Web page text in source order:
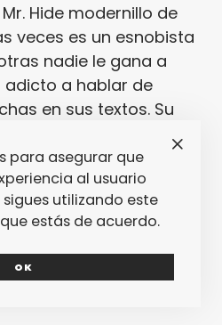
Hide modernillo de
veces es un esnobista
nadie le gana a
a hablar de
en sus textos. Su
años está
esta esquizofrenia.
para asegurar que
al usuario
sigues utilizando este
estás de acuerdo.
OK